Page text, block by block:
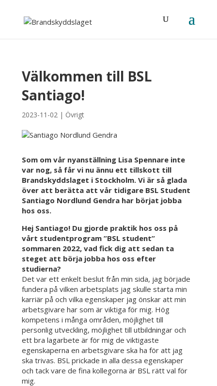
Välkommen till BSL
Santiago!
2023-11-02| Övrigt
Som om vår nyanställning Lisa Spennare inte
var nog, så får vi nu ännu ett tillskott till
Brandskyddslaget i Stockholm. Vi är så glada
över att berätta att vår tidigare BSL Student
Santiago Nordlund Gendra har börjat jobba
hos oss.
Hej Santiago! Du gjorde praktik hos oss på
vårt studentprogram ”BSL student”
sommaren 2022, vad fick dig att sedan ta
steget att börja jobba hos oss efter
studierna?
Det var ett enkelt beslut från min sida, jag började
fundera på vilken arbetsplats jag skulle starta min
karriär på och vilka egenskaper jag önskar att min
arbetsgivare har som är viktiga för mig. Hög
kompetens i många områden, möjlighet till
personlig utveckling, möjlighet till utbildningar och
ett bra lagarbete är för mig de viktigaste
egenskaperna en arbetsgivare ska ha för att jag
ska trivas. BSL prickade in alla dessa egenskaper
och tack vare de fina kollegorna är BSL rätt val för
mig.